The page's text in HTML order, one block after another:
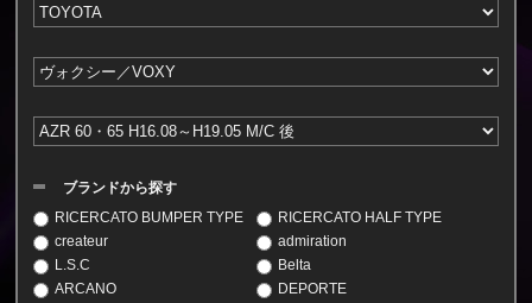
ブランドから探す
RICERCATO BUMPER TYPE
RICERCATO HALF TYPE
createur
admiration
L.S.C
Belta
ARCANO
DEPORTE